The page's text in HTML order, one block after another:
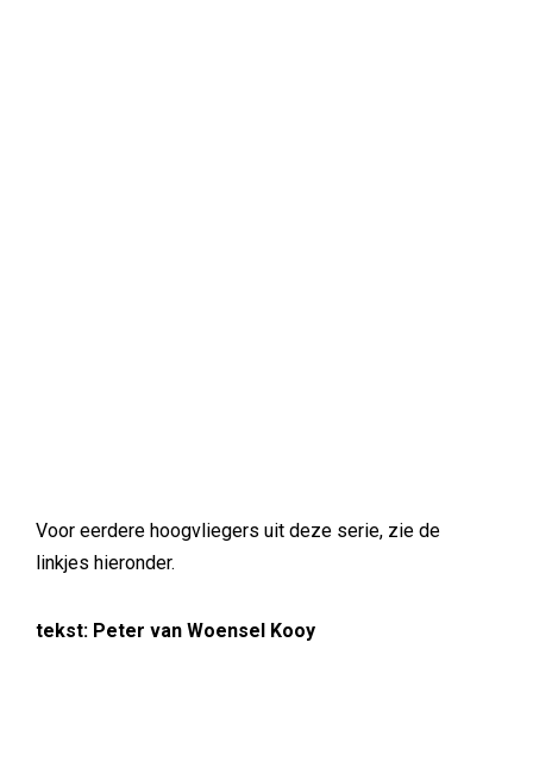
Voor eerdere hoogvliegers uit deze serie, zie de
linkjes hieronder.
tekst: Peter van Woensel Kooy